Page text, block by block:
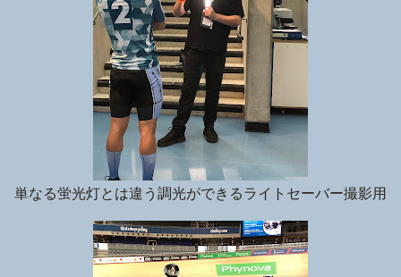
単なる蛍光灯とは違う調光ができるライトセーバー撮影用